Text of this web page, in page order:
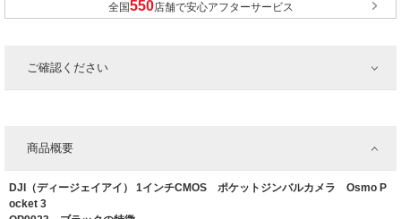
全国 店舗で安心アフターサービス
ご確認ください
商品概要
DJI（ディージェイアイ） 1インチCMOS ポケットジンバルカメラ Osmo P
ocket 3